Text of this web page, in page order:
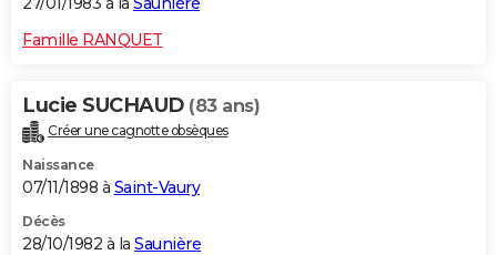
Famille RANQUET
Lucie SUCHAUD (83 ans)
Créer une cagnotte obsèques
Naissance
07/11/1898 à Saint-Vaury
Décès
28/10/1982 à la Saunière